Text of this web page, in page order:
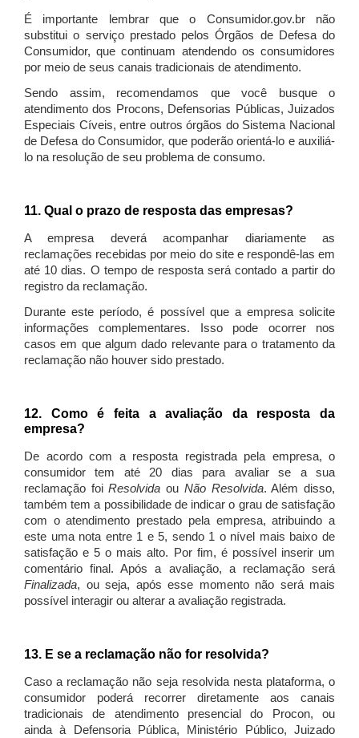
É importante lembrar que o Consumidor.gov.br não
substitui o serviço prestado pelos Órgãos de Defesa do
Consumidor, que continuam atendendo os consumidores
por meio de seus canais tradicionais de atendimento.
Sendo assim, recomendamos que você busque o
atendimento dos Procons, Defensorias Públicas, Juizados
Especiais Cíveis, entre outros órgãos do Sistema Nacional
de Defesa do Consumidor, que poderão orientá-lo e auxiliá-
lo na resolução de seu problema de consumo.
11. Qual o prazo de resposta das empresas?
A empresa deverá acompanhar diariamente as
reclamações recebidas por meio do site e respondê-las em
até 10 dias. O tempo de resposta será contado a partir do
registro da reclamação.
Durante este período, é possível que a empresa solicite
informações complementares. Isso pode ocorrer nos
casos em que algum dado relevante para o tratamento da
reclamação não houver sido prestado.
12. Como é feita a avaliação da resposta da
empresa?
De acordo com a resposta registrada pela empresa, o
consumidor tem até 20 dias para avaliar se a sua
reclamação foiResolvida ou Não Resolvida. Além disso,
também tem a possibilidade de indicar o grau de satisfação
com o atendimento prestado pela empresa, atribuindo a
este uma nota entre 1 e 5, sendo 1 o nível mais baixo de
satisfação e 5 o mais alto. Por fim, é possível inserir um
comentário final. Após a avaliação, a reclamação será
Finalizada, ou seja, após esse momento não será mais
possível interagir ou alterar a avaliação registrada.
13. E se a reclamação não for resolvida?
Caso a reclamação não seja resolvida nesta plataforma, o
consumidor poderá recorrer diretamente aos canais
tradicionais de atendimento presencial do Procon, ou
ainda à Defensoria Pública, Ministério Público, Juizado